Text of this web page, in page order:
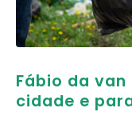
Fábio da
cidade e